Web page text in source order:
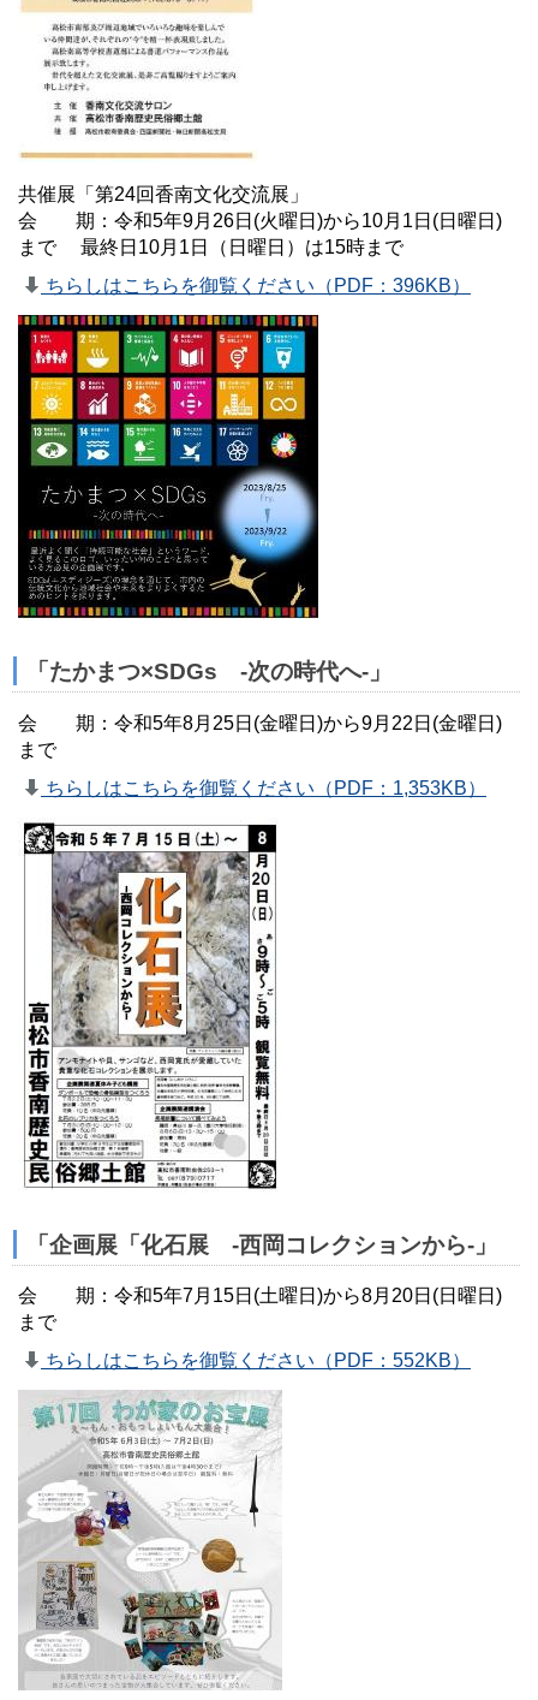
共催展「第24回香南文化交流展」
会 期：令和5年9月26日(火曜日)から10月1日(日曜日)
まで 最終日10月1日（日曜日）は15時まで
ちらしはこちらを御覧ください（PDF：396KB）
「たかまつ×SDGs -次の時代へ-」
会 期：令和5年8月25日(金曜日)から9月22日(金曜日)
まで
ちらしはこちらを御覧ください（PDF：1,353KB）
「企画展「化石展 -西岡コレクションから-」
会 期：令和5年7月15日(土曜日)から8月20日(日曜日)
まで
ちらしはこちらを御覧ください（PDF：552KB）